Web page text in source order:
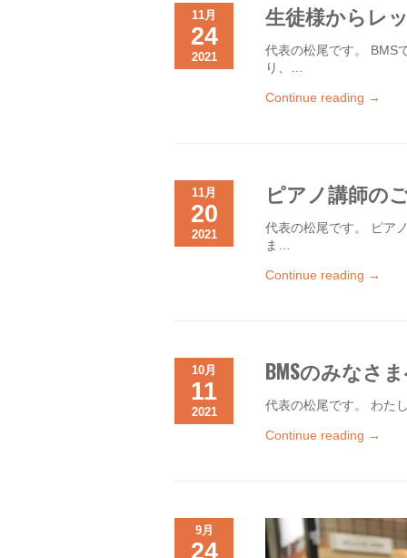
11月
24
2021
生徒様からレ
代表の松尾です。 BMS
り、…
Continue reading →
11月
20
2021
ピアノ講師の
代表の松尾です。 ピア
ま…
Continue reading →
10月
11
2021
BMSのみなさ
代表の松尾です。 わた
Continue reading →
9月
24